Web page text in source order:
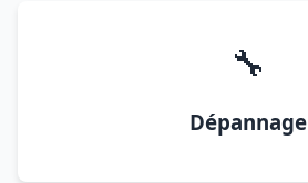
🔧
Dépannage